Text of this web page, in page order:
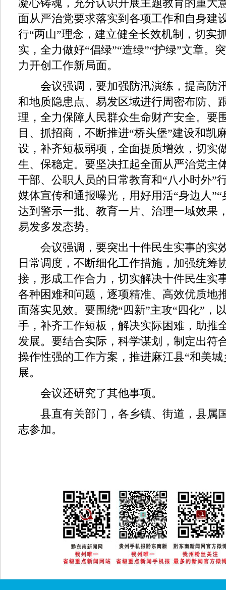
凝心铸魂，充分认识开展主题教育的重大
面从严治党要求落实到各项工作和自身建
行“两山”理念，建立健全长效机制，切实
实，全力做好“倡绿”“造绿”“护绿”文章。
力开创工作新局面。
会议强调，要加强防汛演练，提高防
和地质隐患点、易发区域进行周密布防、
理，全力保障人民群众生命财产安全。要
目、抓招商，不断推进“桥头堡”建设和凯
设，补齐短板弱项，全面提质增效，切实
生、保稳定。要坚决扛起全面从严治党主
干部、公职人员的日常教育和“八小时外”
媒体宣传和通报曝光，用好用活“身边人
达到警示一批、教育一片、治理一域效果
易发多发态势。
会议强调，要突出十件民生实事的实
日常调度，不断细化工作措施，加强统筹
接，形成工作合力，切实解决十件民生实
各种困难和问题，逐项精准、高效优质地
面落实见效。要围绕“四新”主攻“四化”，
手，补齐工作短板，解决实际困难，助推
发展。要结合实际，科学谋划，制定出符
操作性强的工作方案，推进麻江县“和美
展。
会议还研究了其他事项。
县直有关部门，各乡镇、街道，县属
志参加。